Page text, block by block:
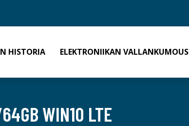
HISTORIA ELEKTRONIIKAN VALLANKUMOUS
WIN10 LTE